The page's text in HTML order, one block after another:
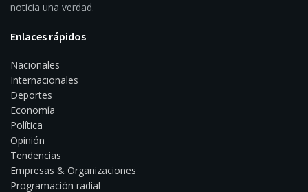
noticia una verdad.
Enlaces rápidos
Nacionales
Internacionales
Deportes
Economía
Política
Opinión
Tendencias
Empresas & Organizaciones
Programación radial